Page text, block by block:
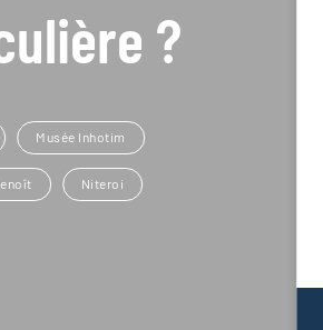
?
Musée Inhotim
Niteroi